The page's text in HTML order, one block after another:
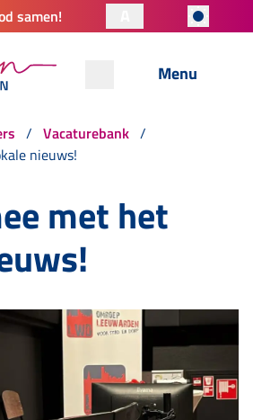
samen!
Menu
Vacaturebank
nieuws!
met het